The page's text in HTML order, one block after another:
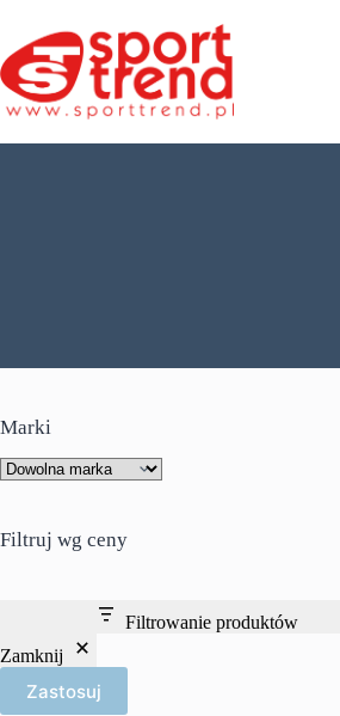
treści
Marki
Filtruj wg ceny
Filtrowanie produktów
Zamknij
Zastosuj